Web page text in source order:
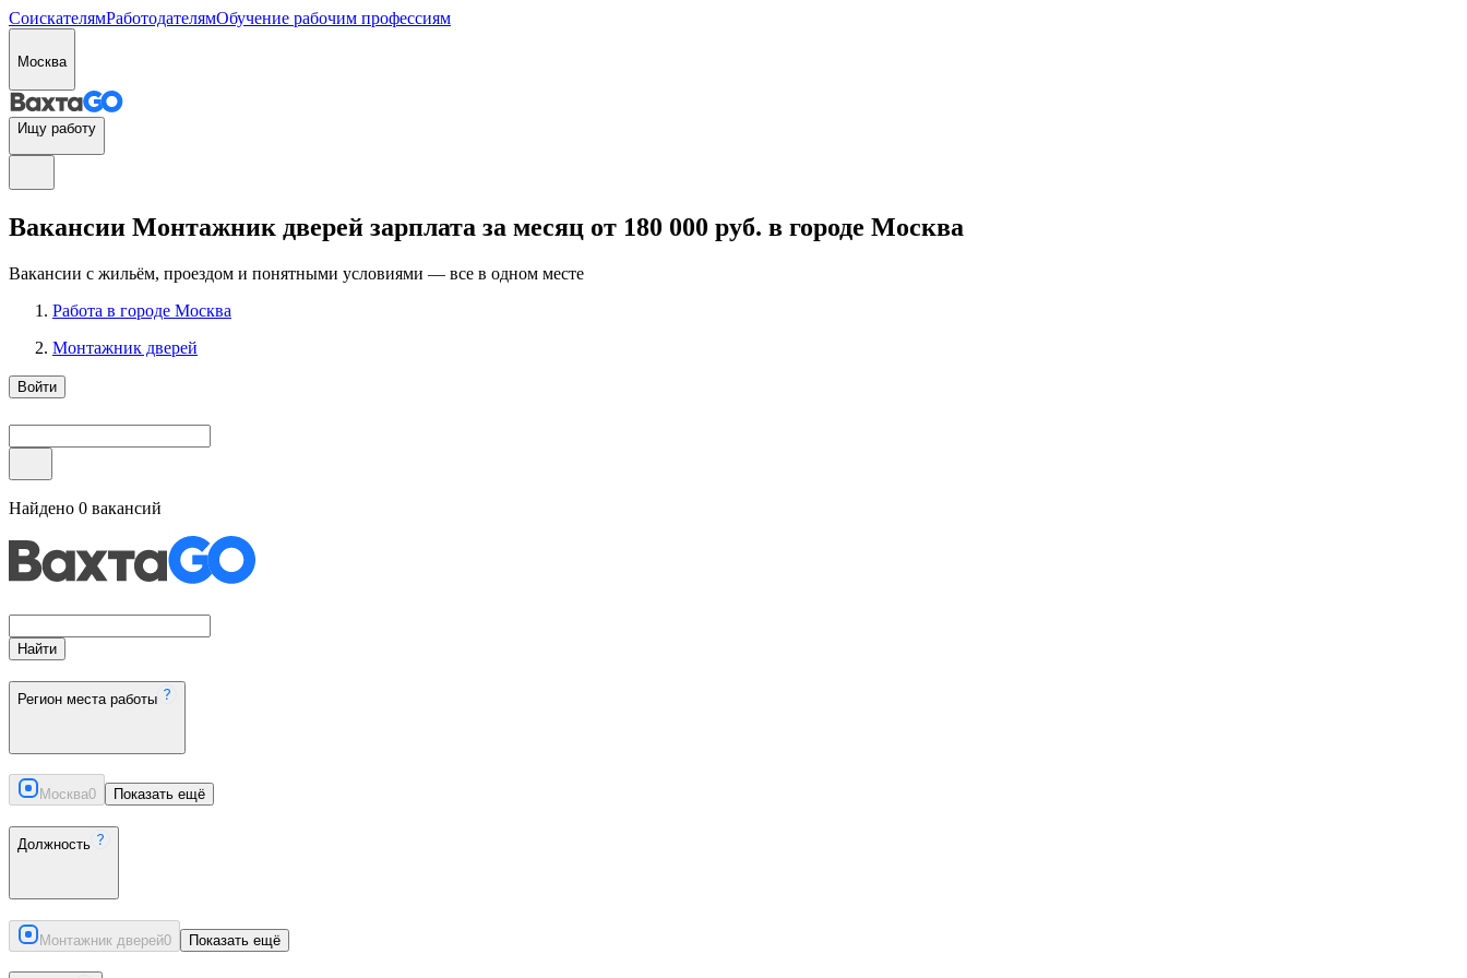
СоискателямРаботодателямОбучение рабочим профессиям
Москва
Ищу работу
Вакансии Монтажник дверей зарплата за месяц от 180 000 руб. в городе Москва
Вакансии с жильём, проездом и понятными условиями — все в одном месте
Работа в городе Москва
Монтажник дверей
Войти
Найдено 0 вакансий
Найти
Регион места работы
Москва0 Показать ещё
Должность
Монтажник дверей0 Показать ещё